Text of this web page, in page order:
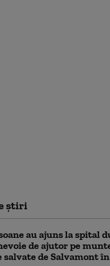
știri
au ajuns la spital
de ajutor pe
salvate de Salvamont